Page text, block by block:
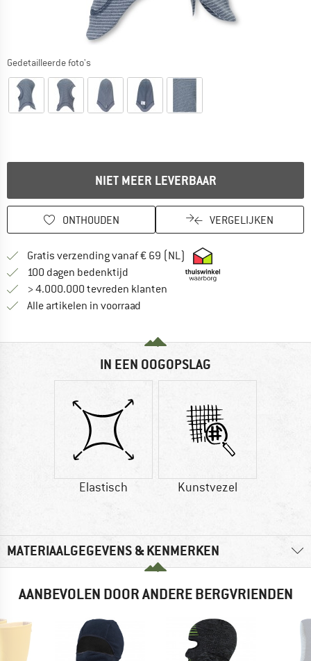
Gedetailleerde foto's
NIET MEER LEVERBAAR
ONTHOUDEN VERGELIJKEN
Gratis verzending vanaf € 69 (NL) Vind hier de
100 dagen bedenktijd Vind de betalingsinformatie hier!
> 4.000.000 tevreden klanten
Alle artikelen in voorraad
IN EEN OOGOPSLAG
Elastisch Kunstvezel
MATERIAALGEGEVENS & KENMERKEN
AANBEVOLEN DOOR ANDERE BERGVRIENDEN